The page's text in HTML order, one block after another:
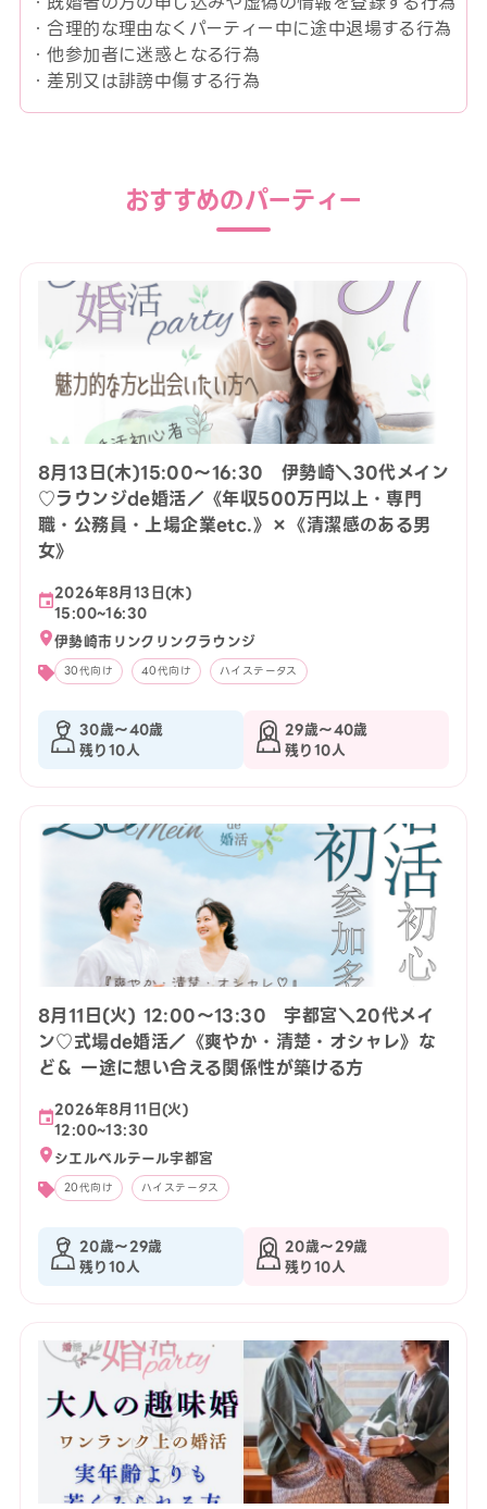
・合理的な理由なくパーティー中に途中退場する行為
・他参加者に迷惑となる行為
・差別又は誹謗中傷する行為
おすすめのパーティー
8月13日(木)15:00〜16:30 伊勢崎＼30代メイン
♡ラウンジde婚活／《年収500万円以上・専門
職・公務員・上場企業etc.》×《清潔感のある男
女》
2026年8月13日(木)
15:00~16:30
伊勢崎市リンクリンクラウンジ
30代向け 40代向け ハイステータス
30歳〜40歳
残り10人
29歳〜40歳
残り10人
8月11日(火) 12:00〜13:30 宇都宮＼20代メイ
ン♡式場de婚活／《爽やか・清楚・オシャレ》な
ど＆ 一途に想い合える関係性が築ける方
2026年8月11日(火)
12:00~13:30
シエルベルテール宇都宮
20代向け ハイステータス
20歳〜29歳
残り10人
20歳〜29歳
残り10人